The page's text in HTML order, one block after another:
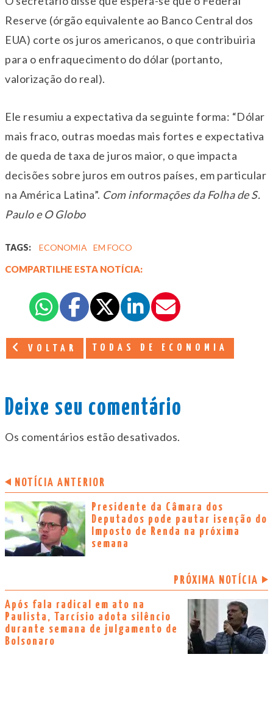
Reserve (órgão equivalente ao Banco Central dos
EUA) corte os juros americanos, o que contribuiria
para o enfraquecimento do dólar (portanto,
valorização do real).
Ele resumiu a expectativa da seguinte forma: “Dólar
mais fraco, outras moedas mais fortes e expectativa
de queda de taxa de juros maior, o que impacta
decisões sobre juros em outros países, em particular
na América Latina”. Com informações da Folha de S.
Paulo e O Globo
TAGS: ECONOMIA EM FOCO
COMPARTILHE ESTA NOTÍCIA:
VOLTAR TODAS DE ECONOMIA
Deixe seu comentário
Os comentários estão desativados.
NOTÍCIA ANTERIOR
Presidente da Câmara dos
Deputados pode pautar isenção do
Imposto de Renda na próxima
semana
PRÓXIMA NOTÍCIA
Após fala radical em ato na
Paulista, Tarcísio adota silêncio
durante semana de julgamento de
Bolsonaro